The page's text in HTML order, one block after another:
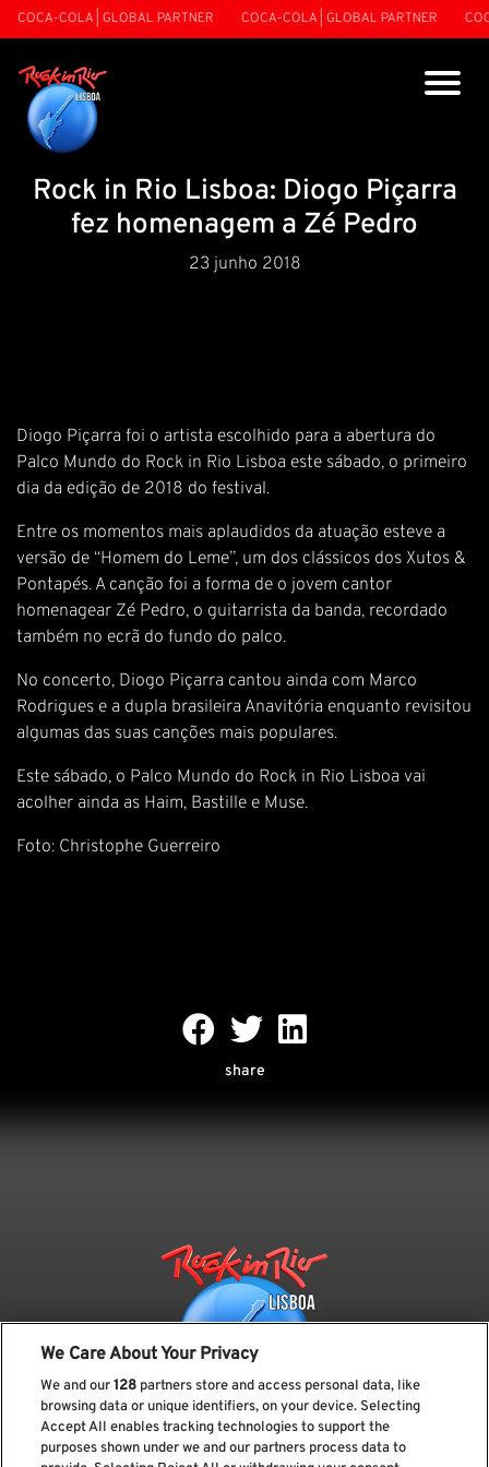
COCA-COLA | GLOBAL PARTNER COCA-COLA | GLOBAL PARTNER
Rock in Rio Lisboa: Diogo Piçarra
fez homenagem a Zé Pedro
23 junho 2018
Diogo Piçarra foi o artista escolhido para a abertura do
Palco Mundo do Rock in Rio Lisboa este sábado, o primeiro
dia da edição de 2018 do festival.
Entre os momentos mais aplaudidos da atuação esteve a
versão de “Homem do Leme”, um dos clássicos dos Xutos &
Pontapés. A canção foi a forma de o jovem cantor
homenagear Zé Pedro, o guitarrista da banda, recordado
também no ecrã do fundo do palco.
No concerto, Diogo Piçarra cantou ainda com Marco
Rodrigues e a dupla brasileira Anavitória enquanto revisitou
algumas das suas canções mais populares.
Este sábado, o Palco Mundo do Rock in Rio Lisboa vai
acolher ainda as Haim, Bastille e Muse.
Foto: Christophe Guerreiro
share
We Care About Your Privacy
We and our128 partners store and access personal data, like
browsing data or unique identifiers, on your device. Selecting
Accept All enables tracking technologies to support the
purposes shown under we and our partners process data to